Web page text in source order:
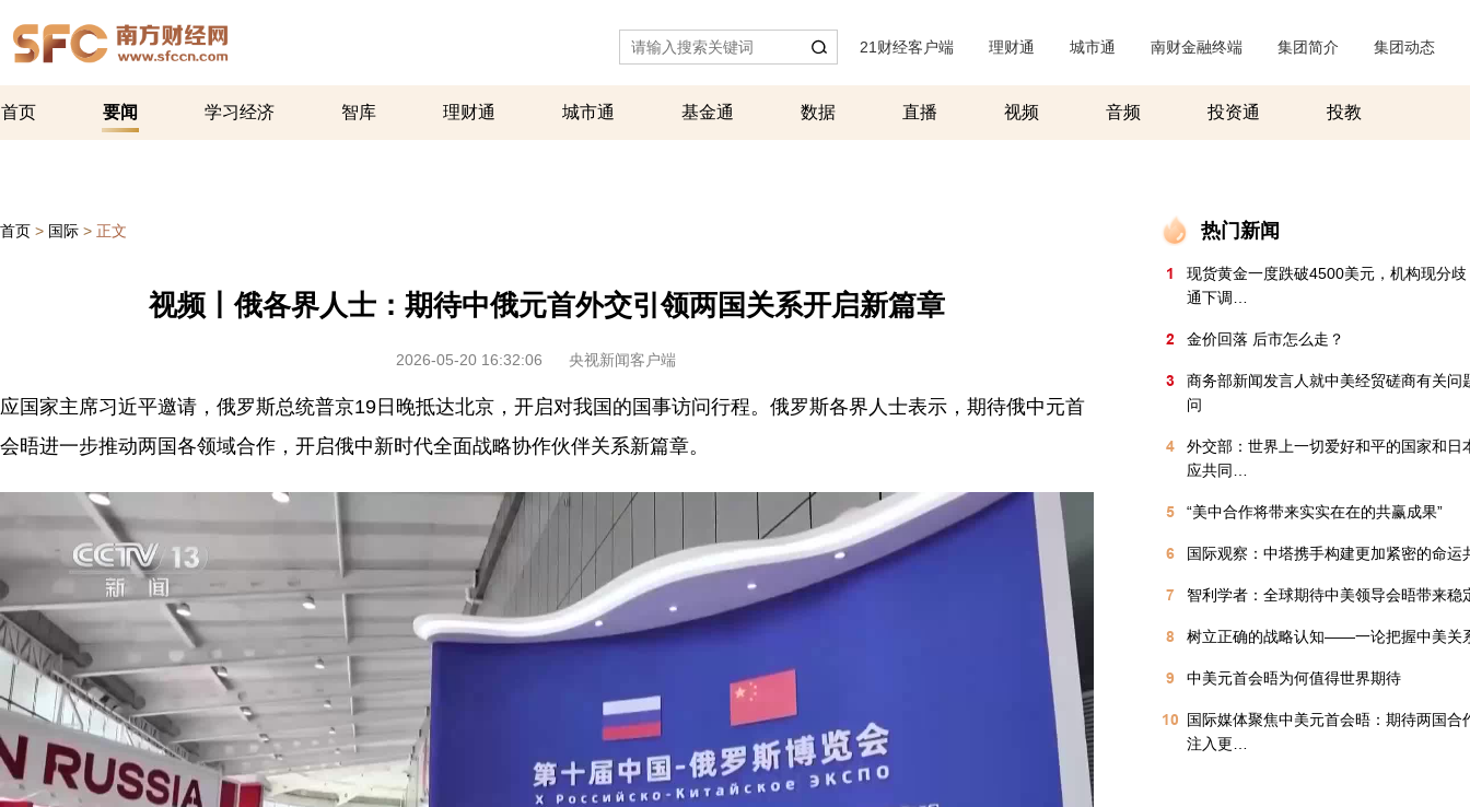
21财经客户端 理财通 城市通 南财金融终端 集团简介 集团动态
首页 要闻 学习经济 智库 理财通 城市通 基金通 数据 直播 视频 音频 投资通 投教
首页 > 国际 > 正文
视频丨俄各界人士：期待中俄元首外交引领两国关系开启新篇章
2026-05-20 16:32:06 央视新闻客户端
应国家主席习近平邀请，俄罗斯总统普京19日晚抵达北京，开启对我国的国事访问行程。俄罗斯各界人士表示，期待俄中元首
会晤进一步推动两国各领域合作，开启俄中新时代全面战略协作伙伴关系新篇章。
热门新闻
1
现货黄金一度跌破4500美元，机构现分
通下调…
2 金价回落 后市怎么走？
3
商务部新闻发言人就中美经贸磋商有关问
问
4
外交部：世界上一切爱好和平的国家和日
应共同…
5 “美中合作将带来实实在在的共赢成果”
6 国际观察：中塔携手构建更加紧密的命运
7 智利学者：全球期待中美领导会晤带来稳
8 树立正确的战略认知——一论把握中美关
9 中美元首会晤为何值得世界期待
10 国际媒体聚焦中美元首会晤：期待两国合
注入更…